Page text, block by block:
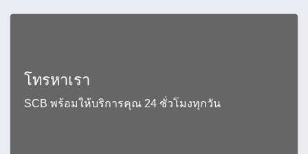
โทรหาเรา
SCB พร้อมให้บริการคุณ 24 ชั่วโมงทุกวัน